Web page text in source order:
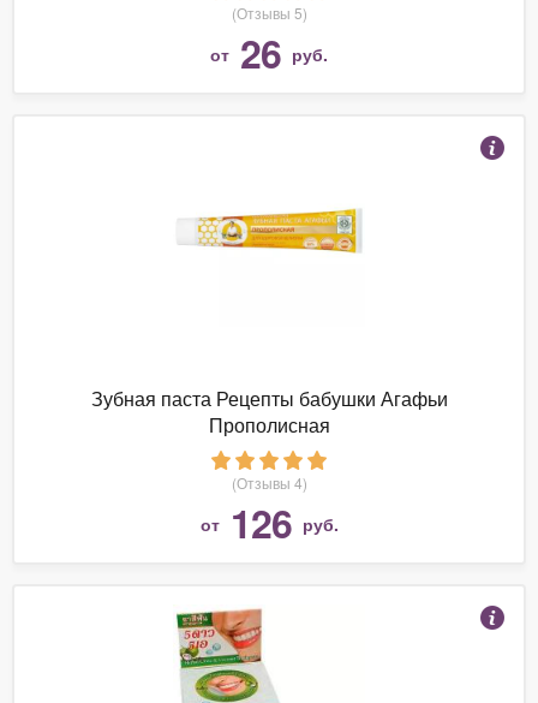
(Отзывы 5)
от 26 руб.
Зубная паста Рецепты бабушки Агафьи
Прополисная
(Отзывы 4)
от 126 руб.